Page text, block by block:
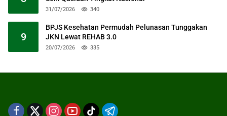
31/07/2026 340
9
BPJS Kesehatan Permudah Pelunasan Tunggakan
JKN Lewat REHAB 3.0
20/07/2026 335